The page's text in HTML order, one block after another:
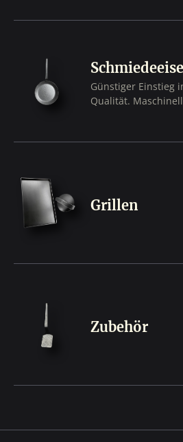
Günstiger Einstieg
Qualität.
Grillen
Zubehör